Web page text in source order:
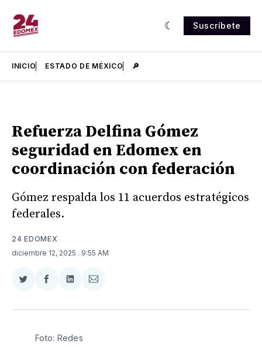
Suscríbete
INICIO ESTADO DE MÉXICO 🔎
Refuerza Delfina Gómez
seguridad en Edomex en
coordinación con federación
Gómez respalda los 11 acuerdos estratégicos
federales.
24 EDOMEX
diciembre 12, 2025 . 9:55 AM
Compartir
Twitter
Compartir
Facebook
Compartir
LinkedIn
Compartir
Email
Foto: Redes